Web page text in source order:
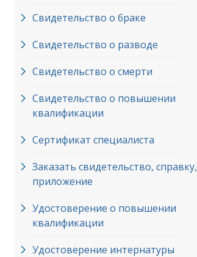
Свидетельство о браке
Свидетельство о разводе
Свидетельство о смерти
Свидетельство о повышении
квалификации
Сертификат специалиста
Заказать свидетельство, справку,
приложение
Удостоверение о повышении
квалификации
Удостоверение интернатуры